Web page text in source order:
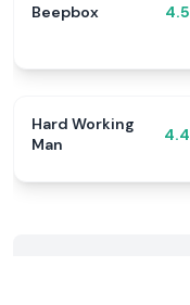
Beepbox 4.5
Hard Working
Man
4.4